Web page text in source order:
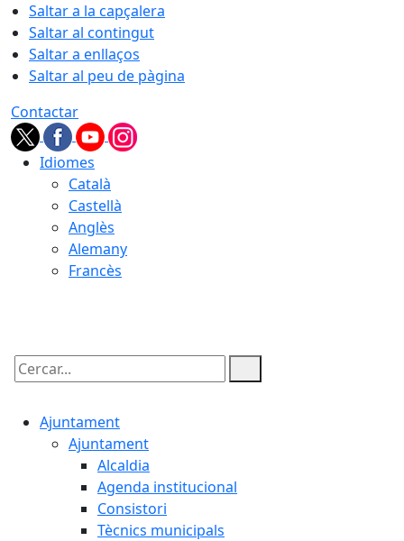
Saltar a la capçalera
Saltar al contingut
Saltar a enllaços
Saltar al peu de pàgina
Contactar
Idiomes
Català
Castellà
Anglès
Alemany
Francès
Cercar:
Ajuntament
Ajuntament
Alcaldia
Agenda institucional
Consistori
Tècnics municipals